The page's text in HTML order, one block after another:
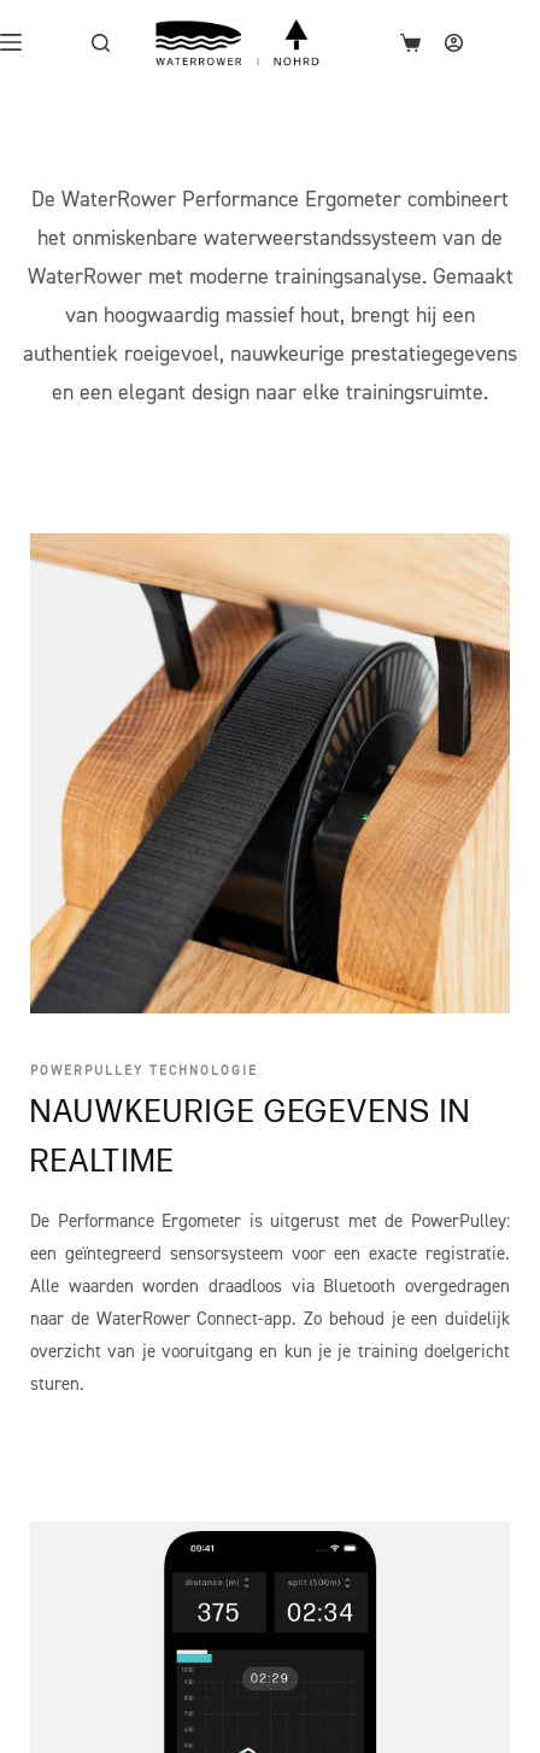
De WaterRower Performance Ergometer combineert
het onmiskenbare waterweerstandssysteem van de
WaterRower met moderne trainingsanalyse. Gemaakt
van hoogwaardig massief hout, brengt hij een
authentiek roeigevoel, nauwkeurige prestatiegegevens
en een elegant design naar elke trainingsruimte.
POWERPULLEY TECHNOLOGIE
NAUWKEURIGE GEGEVENS IN
REALTIME
De Performance Ergometer is uitgerust met de PowerPulley:
een geïntegreerd sensorsysteem voor een exacte registratie.
Alle waarden worden draadloos via Bluetooth overgedragen
naar de WaterRower Connect-app. Zo behoud je een duidelijk
overzicht van je vooruitgang en kun je je training doelgericht
sturen.